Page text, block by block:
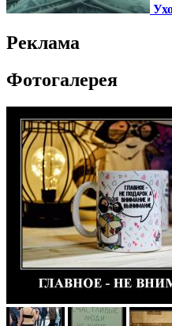
Реклама
Фотогалерея